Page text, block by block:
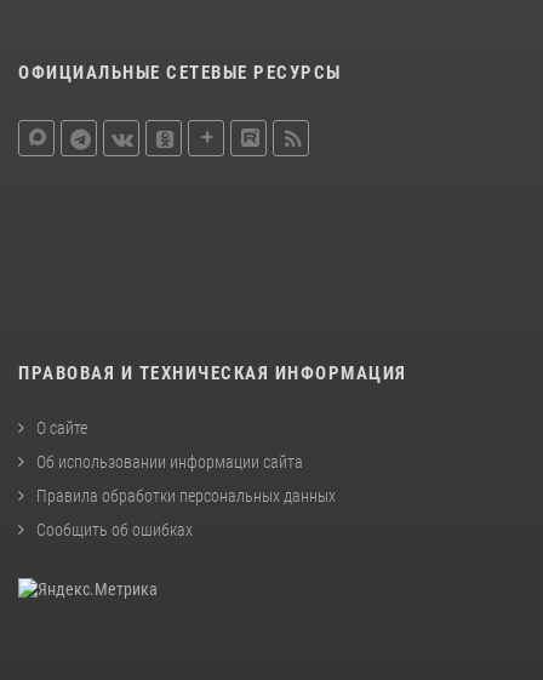
ОФИЦИАЛЬНЫЕ СЕТЕВЫЕ РЕСУРСЫ
ПРАВОВАЯ И ТЕХНИЧЕСКАЯ ИНФОРМАЦИЯ
О сайте
Об использовании информации сайта
Правила обработки персональных данных
Сообщить об ошибках